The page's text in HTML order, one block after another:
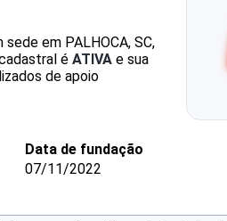
sede em PALHOCA, SC,
é ATIVA e sua
de apoio
Data de fundação
07/11/2022